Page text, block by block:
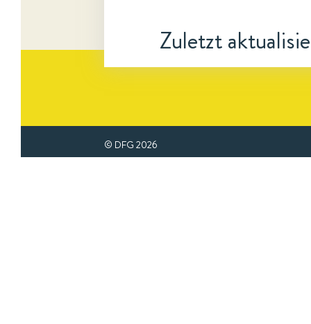
Zuletzt
© DFG 2026